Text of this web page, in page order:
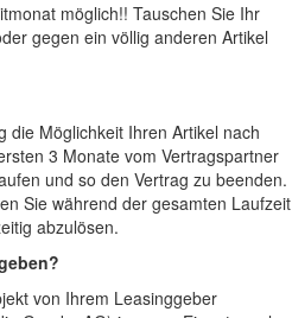
möglich!! Tauschen Sie Ihr
gegen ein völlig anderen Artikel
die Möglichkeit Ihren Artikel nach
3 Monate vom Vertragspartner
und so den Vertrag zu beenden.
Sie während der gesamten Laufzeit
abzulösen.
von Ihrem Leasinggeber